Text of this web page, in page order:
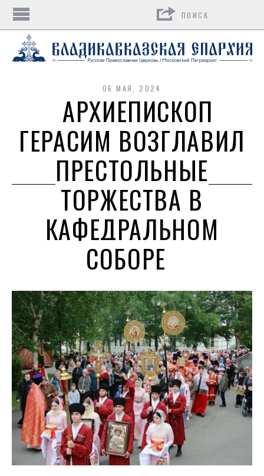
06 МАЯ, 2024
АРХИЕПИСКОП
ГЕРАСИМ ВОЗГЛАВИЛ
ПРЕСТОЛЬНЫЕ
ТОРЖЕСТВА В
КАФЕДРАЛЬНОМ
СОБОРЕ